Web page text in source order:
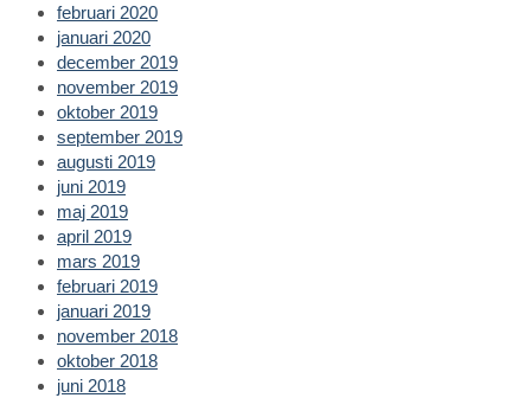
februari 2020
januari 2020
december 2019
november 2019
oktober 2019
september 2019
augusti 2019
juni 2019
maj 2019
april 2019
mars 2019
februari 2019
januari 2019
november 2018
oktober 2018
juni 2018